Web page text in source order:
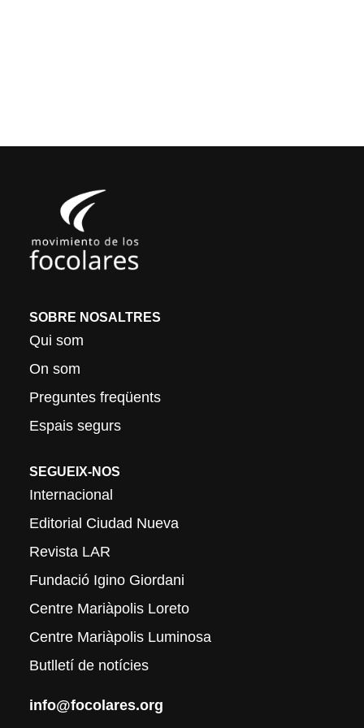
SOBRE NOSALTRES
Qui som
On som
Preguntes freqüents
Espais segurs
SEGUEIX-NOS
Internacional
Editorial Ciudad Nueva
Revista LAR
Fundació Igino Giordani
Centre Mariàpolis Loreto
Centre Mariàpolis Luminosa
Butlletí de notícies
info@focolares.org